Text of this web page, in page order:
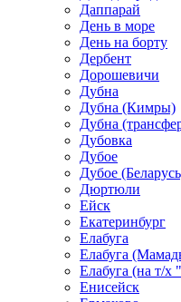
Даппарай
День в море
День на борту
Дербент
Дорошевичи
Дубна
Дубна (Кимры)
Дубна
Дубовка
Дубое
Дубое
Дюртюли
Ейск
Екатеринбург
Елабуга
Елабуга
Елабуга (на т/
Енисейск